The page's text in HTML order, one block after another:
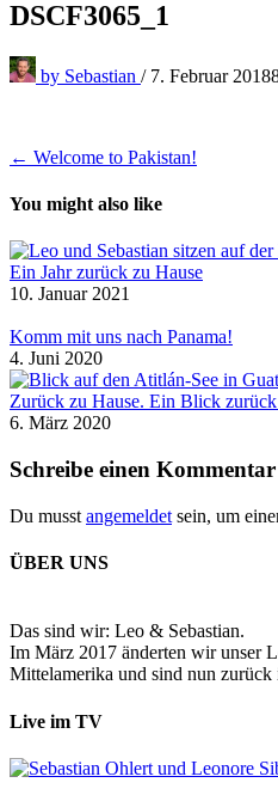
DSCF3065_1
by Sebastian / 7. Februar 2018
Beitragsnavigation
← Welcome to Pakistan!
You might also like
Ein Jahr zurück zu Hause
10. Januar 2021
Komm mit uns nach Panama!
4. Juni 2020
Zurück zu Hause. Ein Blick
6. März 2020
Schreibe einen Kommentar
Du musst angemeldet sein, um
ÜBER UNS
Das sind wir: Leo & Sebastian.
Im März 2017 änderten wir unser
Mittelamerika und sind nun
Live im TV